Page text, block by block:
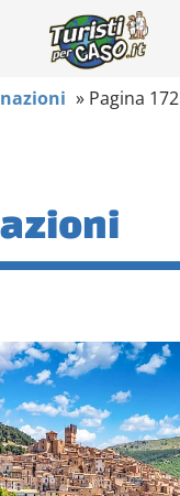
» Pagina 172